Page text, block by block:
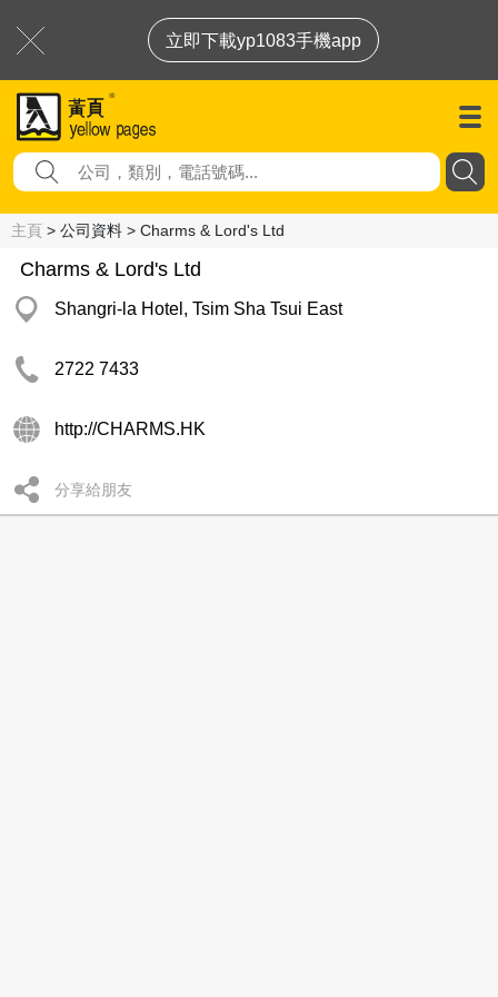
立即下載yp1083手機app
主頁 > 公司資料 > Charms & Lord's Ltd
Charms & Lord's Ltd
Shangri-la Hotel, Tsim Sha Tsui East
2722 7433
http://CHARMS.HK
分享給朋友